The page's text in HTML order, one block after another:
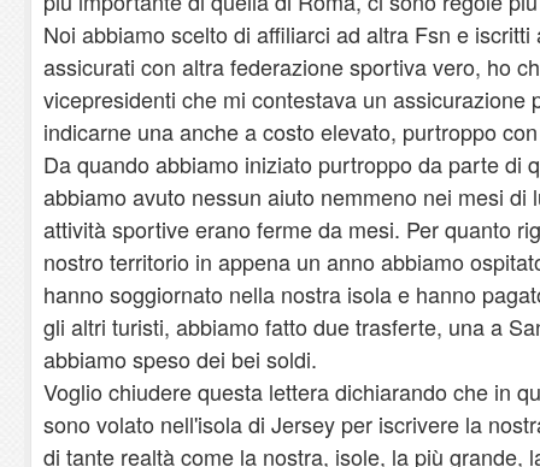
Noi abbiamo scelto di affiliarci ad altra Fsn e
assicurati con altra federazione sportiva vero, ho
vicepresidenti che mi contestava un assicurazione
indicarne una anche a costo elevato, purtroppo
Da quando abbiamo iniziato purtroppo da parte di
abbiamo avuto nessun aiuto nemmeno nei mesi di
attività sportive erano ferme da mesi. Per quanto
nostro territorio in appena un anno abbiamo
hanno soggiornato nella nostra isola e hanno
gli altri turisti, abbiamo fatto due trasferte, una a
abbiamo speso dei bei soldi.
Voglio chiudere questa lettera dichiarando che in
sono volato nell'isola di Jersey per iscrivere la
di tante realtà come la nostra, isole, la più grande,